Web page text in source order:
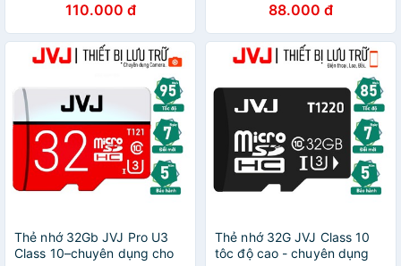
110.000 đ 88.000 đ
Thẻ nhớ 32Gb JVJ Pro U3
Class 10–chuyên dụng cho
Thẻ nhớ 32G JVJ Class 10
tôc độ cao - chuyên dụng